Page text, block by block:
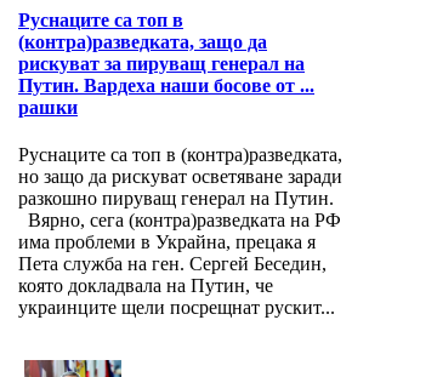
Руснаците са топ в
(контра)разведката, защо да
рискуват за пируващ генерал на
Путин. Вардеха наши босове от ...
рашки
Руснаците са топ в (контра)разведката,
но защо да рискуват осветяване заради
разкошно пируващ генерал на Путин.
Вярно, сега (контра)разведката на РФ
има проблеми в Украйна, прецака я
Пета служба на ген. Сергей Беседин,
която докладвала на Путин, че
украинците щели посрещнат рускит...